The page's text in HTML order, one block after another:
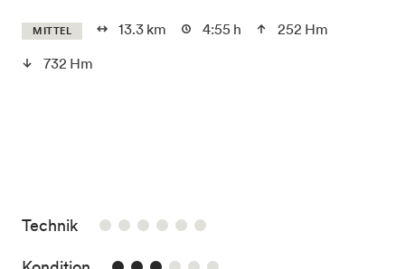
MITTEL 13.3 km 4:55 h
252 Hm
732 Hm
Technik/6